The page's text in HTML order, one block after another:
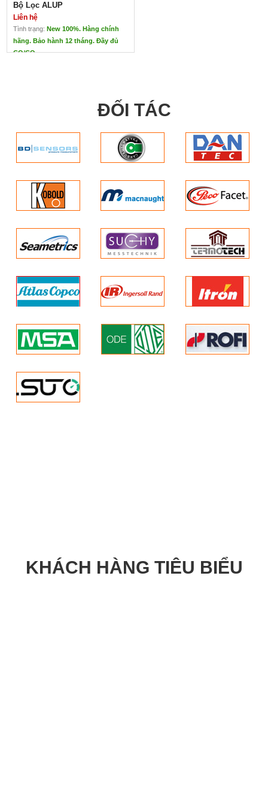
Bộ Lọc ALUP
Liên hệ
Tình trạng: New 100%. Hàng chính
hãng. Bảo hành 12 tháng. Đầy đủ
CO/CQ
Bộ lọc khí giúp cải thiện chất lượng
Năng suất và chất lượng tổng thể
của sản phẩm được tăng lên bằng
cách làm sạch không khí nén từ các
hạt bụi và dầu.
ALUP Tiết kiệm chi phí
Bộ lọc không khí ALUP tương thích
với bất kỳ công nghệ nào và có thể
được lắp đặt vào mạng lưới phân
phối không khí hiện có.
ĐỐI TÁC
KHÁCH HÀNG TIÊU BIỂU